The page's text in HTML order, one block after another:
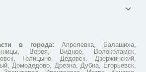
в города: Апрелевка, Балашиха,
Верея, Видное, Волоколамск,
Голицыно, Дедовск, Дзержинский,
Домодедово, Дрезна, Дубна, Егорьевск,